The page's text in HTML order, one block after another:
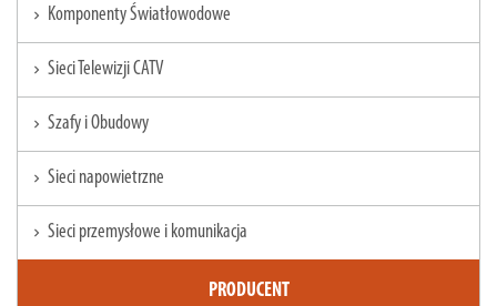
chevron_right Komponenty Światłowodowe
chevron_right Sieci Telewizji CATV
chevron_right Szafy i Obudowy
chevron_right Sieci napowietrzne
chevron_right Sieci przemysłowe i komunikacja
PRODUCENT